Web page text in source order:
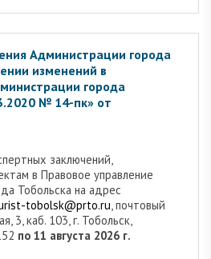
Администрации города
изменений в
города
№ 14-пк» от
заключений,
в Правовое управление
Тобольска на адрес
tobolsk@prto.ru, почтовый
3, каб. 103, г. Тобольск,
по 11 августа 2026 г.